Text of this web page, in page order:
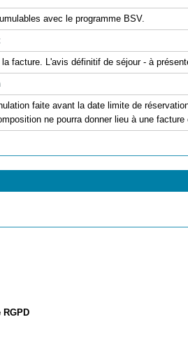
avec le programme BSV.
facture. L'avis définitif de séjour - à
faite avant la date limite de
ne pourra donner lieu à une